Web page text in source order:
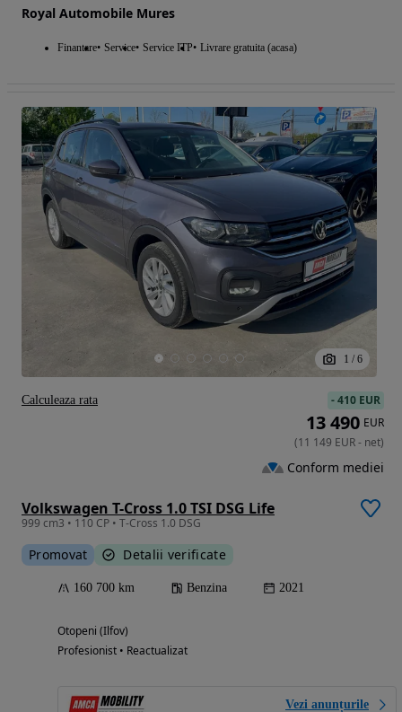
Royal Automobile Mures
Finantare Service Service ITP Livrare gratuita (acasa)
1 / 6
Volkswagen T-Cross 1.0 TSI DSG Life
999 cm3 • 110 CP • T-Cross 1.0 DSG
Promovat Detalii verificate
160 700 km Benzina 2021
Otopeni (Ilfov)
Profesionist • Reactualizat
Vezi anunțurile
-410 EUR
13 490 EUR
(11 149 EUR- net)
Conform mediei
Calculeaza rata